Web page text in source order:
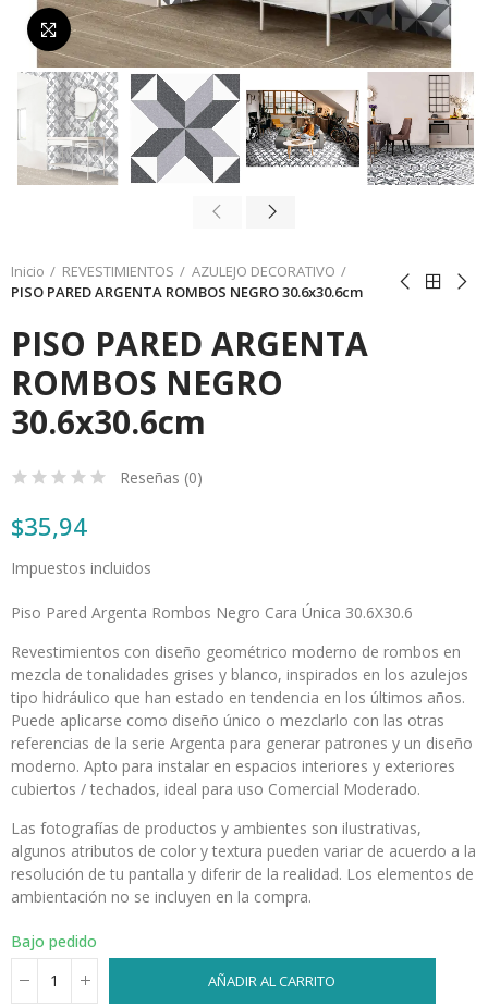
Da click para agrandar
Inicio REVESTIMIENTOS
AZULEJO DECORATIVO
PISO PARED ARGENTA ROMBOS NEGRO 30.6x30.6cm
PISO PARED ARGENTA
ROMBOS NEGRO
30.6x30.6cm
Reseñas (0)
$35,94
Impuestos incluidos
Piso Pared Argenta Rombos Negro Cara Única 30.6X30.6
Revestimientos con diseño geométrico moderno de rombos en
mezcla de tonalidades grises y blanco, inspirados en los azulejos
tipo hidráulico que han estado en tendencia en los últimos años.
Puede aplicarse como diseño único o mezclarlo con las otras
referencias de la serie Argenta para generar patrones y un diseño
moderno. Apto para instalar en espacios interiores y exteriores
cubiertos / techados, ideal para uso Comercial Moderado.
Las fotografías de productos y ambientes son ilustrativas,
algunos atributos de color y textura pueden variar de acuerdo a la
resolución de tu pantalla y diferir de la realidad. Los elementos de
ambientación no se incluyen en la compra.
Bajo pedido
AÑADIR AL CARRITO